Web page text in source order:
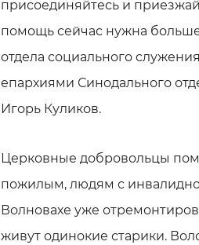
присоединяйтесь и
помощь сейчас нужна больше
отдела социального
епархиями Синодального
Игорь Куликов.
Церковные добровольцы
пожилым, людям с
Волновахе уже
живут одинокие старики.